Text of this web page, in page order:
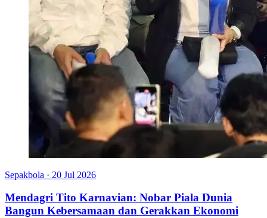
Sepakbola · 20 Jul 2026
Mendagri Tito Karnavian: Nobar Piala Dunia
Bangun Kebersamaan dan Gerakkan Ekonomi